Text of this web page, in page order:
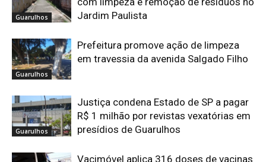
Guarulhos
Jardim Paulista
Guarulhos
Prefeitura promove ação de limpeza
em travessia da avenida Salgado Filho
Guarulhos
Justiça condena Estado de SP a pagar
R$ 1 milhão por revistas vexatórias em
presídios de Guarulhos
Vacimóvel aplica 316 doses de vacinas